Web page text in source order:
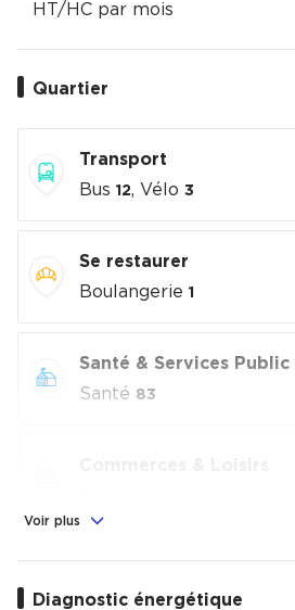
HT/HC par mois
Quartier
Transport
Bus 12, Vélo 3
Se restaurer
Boulangerie 1
Santé & Services Public
Santé 83
École 1
Voir plus
Diagnostic énergétique